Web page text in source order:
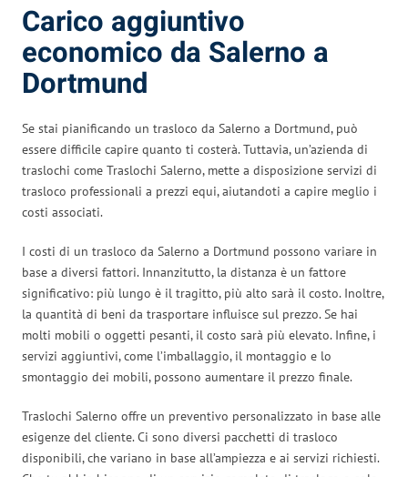
Carico aggiuntivo
economico da Salerno a
Dortmund
Se stai pianificando un trasloco da Salerno a Dortmund, può
essere difficile capire quanto ti costerà. Tuttavia, un’azienda di
traslochi come Traslochi Salerno, mette a disposizione servizi di
trasloco professionali a prezzi equi, aiutandoti a capire meglio i
costi associati.
I costi di un trasloco da Salerno a Dortmund possono variare in
base a diversi fattori. Innanzitutto, la distanza è un fattore
significativo: più lungo è il tragitto, più alto sarà il costo. Inoltre,
la quantità di beni da trasportare influisce sul prezzo. Se hai
molti mobili o oggetti pesanti, il costo sarà più elevato. Infine, i
servizi aggiuntivi, come l’imballaggio, il montaggio e lo
smontaggio dei mobili, possono aumentare il prezzo finale.
Traslochi Salerno offre un preventivo personalizzato in base alle
esigenze del cliente. Ci sono diversi pacchetti di trasloco
disponibili, che variano in base all’ampiezza e ai servizi richiesti.